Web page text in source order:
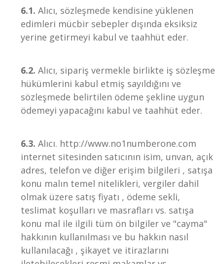
6.1. Alıcı, sözleşmede kendisine yüklenen
edimleri mücbir sebepler dışında eksiksiz
yerine getirmeyi kabul ve taahhüt eder.
6.2. Alıcı, sipariş vermekle birlikte iş sözleşme
hükümlerini kabul etmiş sayıldığını ve
sözleşmede belirtilen ödeme şekline uygun
ödemeyi yapacağını kabul ve taahhüt eder.
6.3. Alıcı. http://www.no1numberone.com
internet sitesinden satıcının isim, unvan, açık
adres, telefon ve diğer erişim bilgileri , satışa
konu malın temel nitelikleri, vergiler dahil
olmak üzere satış fiyatı , ödeme sekli,
teslimat koşulları ve masrafları vs. satışa
konu mal ile ilgili tüm ön bilgiler ve "cayma"
hakkının kullanılması ve bu hakkın nasıl
kullanılacağı , şikayet ve itirazlarını